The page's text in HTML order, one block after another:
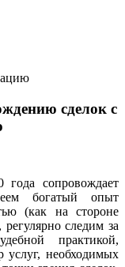
сделок с
сопровождает
богатый опыт
(как на стороне
следим за
практикой,
услуг, необходимых